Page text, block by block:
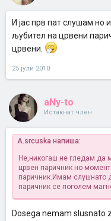
И јас прв пат слушам но
љубител на црвени
црвени.
25 јули 2010
aNy-to
Истакнат член
A.srcuska напиша:
Не,никогаш не гледам да
црвен паричник но
паричник.Имам слушнато
паричник се поголем
Dosega nemam slusnato